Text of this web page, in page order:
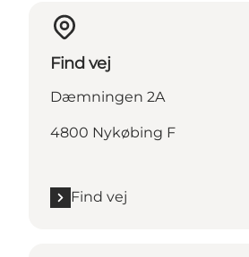
Find vej
Dæmningen 2A
4800 Nykøbing F
Find vej